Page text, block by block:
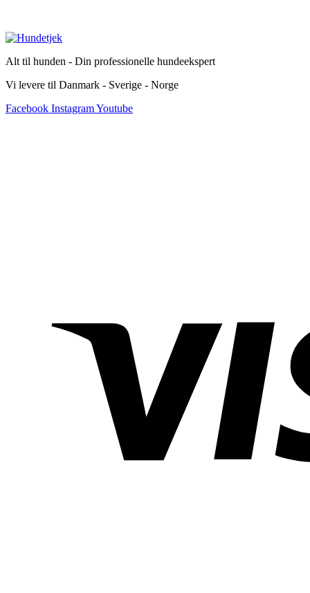
Alt til hunden - Din professionelle hundeekspert
Vi levere til Danmark - Sverige - Norge
Facebook InstagramYoutube